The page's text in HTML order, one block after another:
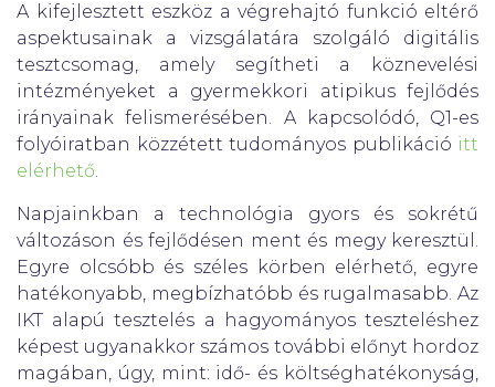
A kifejlesztett eszköz a végrehajtó funkció eltérő
aspektusainak a vizsgálatára szolgáló digitális
tesztcsomag, amely segítheti a köznevelési
intézményeket a gyermekkori atipikus fejlődés
irányainak felismerésében. A kapcsolódó, Q1-es
folyóiratban közzétett tudományos publikáció itt
elérhető.
Napjainkban a technológia gyors és sokrétű
változáson és fejlődésen ment és megy keresztül.
Egyre olcsóbb és széles körben elérhető, egyre
hatékonyabb, megbízhatóbb és rugalmasabb. Az
IKT alapú tesztelés a hagyományos teszteléshez
képest ugyanakkor számos további előnyt hordoz
magában, úgy, mint: idő- és költséghatékonyság,